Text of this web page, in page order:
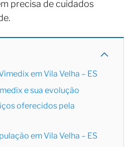
precisa de cuidados
em Vila Velha – ES
e sua evolução
oferecidos pela
em Vila Velha – ES